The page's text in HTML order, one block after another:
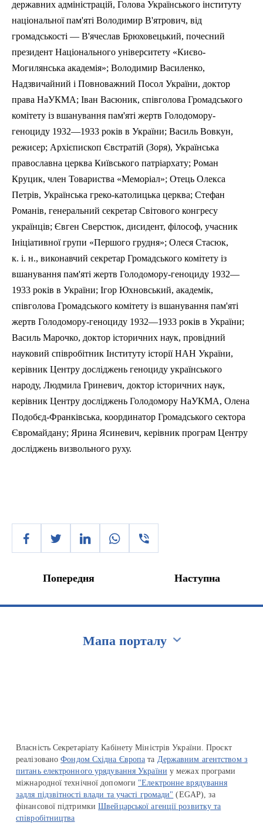
державних адміністрацій, Голова Українського інституту
національної пам'яті Володимир В'ятрович, від
громадськості — В'ячеслав Брюховецький, почесний
президент Національного університету «Києво-
Могилянська академія»; Володимир Василенко,
Надзвичайний і Повноважний Посол України, доктор
права НаУКМА; Іван Васюник, співголова Громадського
комітету із вшанування пам'яті жертв Голодомору-
геноциду 1932—1933 років в України; Василь Вовкун,
режисер; Архієпископ Євстратій (Зоря), Українська
православна церква Київського патріархату; Роман
Круцик, член Товариства «Меморіал»; Отець Олекса
Петрів, Українська греко-католицька церква; Стефан
Романів, генеральний секретар Світового конгресу
українців; Євген Сверстюк, дисидент, філософ, учасник
Ініціативної групи «Першого грудня»; Олеся Стасюк,
к. і. н., виконавчий секретар Громадського комітету із
вшанування пам'яті жертв Голодомору-геноциду 1932—
1933 років в України; Ігор Юхновський, академік,
співголова Громадського комітету із вшанування пам'яті
жертв Голодомору-геноциду 1932—1933 років в України;
Василь Марочко, доктор історичних наук, провідний
науковий співробітник Інституту історії НАН України,
керівник Центру досліджень геноциду українського
народу, Людмила Гриневич, доктор історичних наук,
керівник Центру досліджень Голодомору НаУКМА, Олена
Подобєд-Франківська, координатор Громадського сектора
Євромайдану; Ярина Ясиневич, керівник програм Центру
досліджень визвольного руху.
Попередня Наступна
Мапа порталу
Власність Секретаріату Кабінету Міністрів України. Проєкт
реалізованоФондом Східна Європа та Державним агентством з
питань електронного урядування України у межах програми
міжнародної технічної допомоги "Електронне врядування
задля підзвітності влади та участі громади" (EGAP), за
фінансової підтримкиШвейцарської агенції розвитку та
співробітництва